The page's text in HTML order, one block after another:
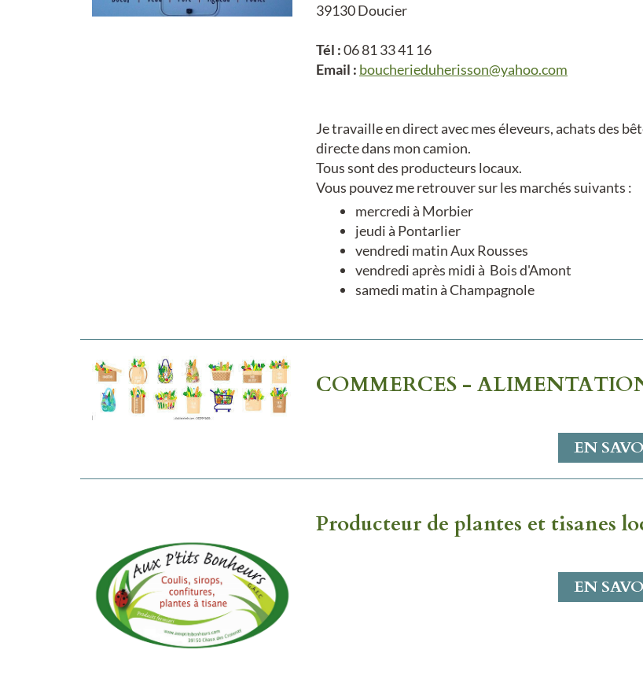
39130 Doucier
Tél :06 81 33 41 16
Email : boucherieduherisson@yahoo.com
Je travaille en direct avec mes éleveurs, achats des
directe dans mon camion.
Tous sont des producteurs locaux.
Vous pouvez me retrouver sur les marchés suivants :
mercredi à Morbier
jeudi à Pontarlier
vendredi matin Aux Rousses
vendredi après midi à Bois d'Amont
samedi matin à Champagnole
COMMERCES -
EN
Producteur de plantes et tisanes
EN